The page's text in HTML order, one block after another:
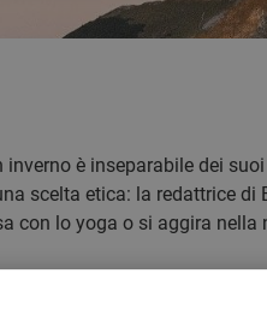
è inseparabile dei
scelta etica: la redattrice di
con lo yoga o si aggira